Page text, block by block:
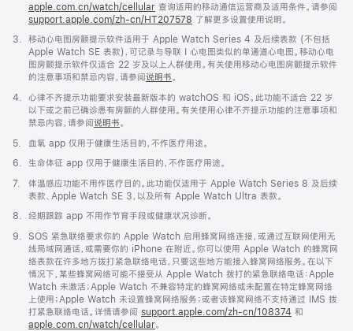
apple.com.cn/watch/cellular 查询适用的移动通信运营商及适用条件。请参阅
support.apple.com/zh-cn/HT207578 (在
窗
口
中
开)
了解更多设置使用说明。
脚
3.
移动心电图房颤提示软件适用于 Apple Watch Series 4 及后续表款 (不包括
Apple Watch SE 表款)，可记录与导联 I 心电图类似的单通道心电图。移动心电
图房颤提示软件仅适合 22 岁及以上人群使用。有关使用移动心电图房颤提示软件
的注意事项和禁忌内容，请参阅 说明书。
脚
4.
心律不齐提示功能要求安装最新版本的 watchOS 和 iOS。此功能不适合 22 岁
以下或之前已确诊患有房颤的人群使用。有关使用心律不齐提示功能的注意事项和
禁忌内容，请参阅说明书。
脚
5. 血氧 app 仅用于健康生活目的，不作医疗用途。
脚
6. 生命体征 app 仅用于健康生活目的，不作医疗用途。
脚
7.
体温感应功能不用作医疗目的。此功能仅适用于 Apple Watch Series 8 及后续
表款、Apple Watch SE 3，以及所有 Apple Watch Ultra 表款。
脚
8. 经期跟踪 app 不用作节育手段或健康状况诊断。
脚
9.
SOS 紧急联络要求你的 Apple Watch 启用蜂窝网络连接，或通过互联网使用无
线局域网通话，或需要你的 iPhone 在附近。你可以使用 Apple Watch 的蜂窝网
络表款在许多地方拨打紧急联络电话，只要这些地方能接入蜂窝网络服务。在以下
情况下，某些蜂窝网络可能不接受从 Apple Watch 拨打的紧急联络电话：Apple
Watch 未激活；Apple Watch 不兼容特定的蜂窝网络或未配置在特定蜂窝网络
上使用；Apple Watch 未设置蜂窝网络服务；或者该蜂窝网络不支持通过 IMS 拨
打紧急联络电话。详情请参阅 support.apple.com/zh-cn/108374 (在
和
apple.com.cn/watch/cellular。